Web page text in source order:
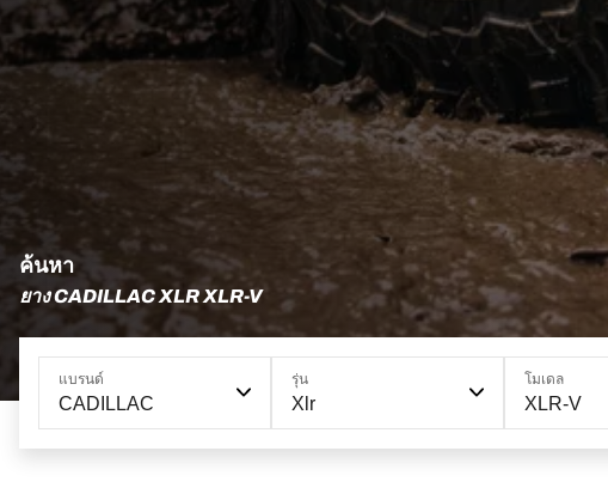
ค้นหา
ยาง CADILLAC XLR XLR-V
แบรนด์
CADILLAC
รุ่น
Xlr
โมเดล
XLR-V